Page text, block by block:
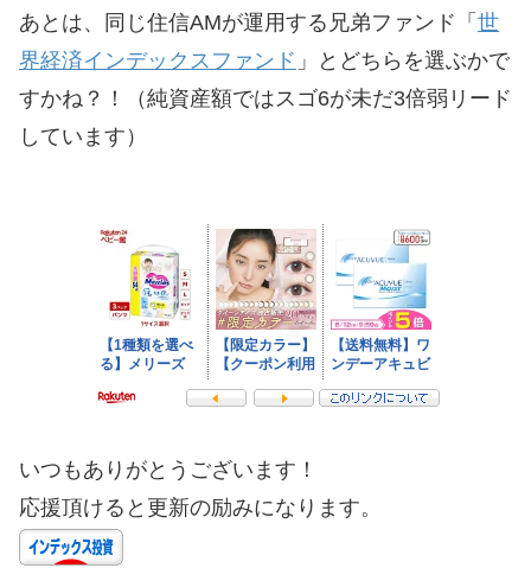
あとは、同じ住信AMが運用する兄弟ファンド「 世
界経済インデックスファンド 」とどちらを選ぶかで
すかね？！（純資産額ではスゴ6が未だ3倍弱リード
しています）
いつもありがとうございます！
応援頂けると更新の励みになります。